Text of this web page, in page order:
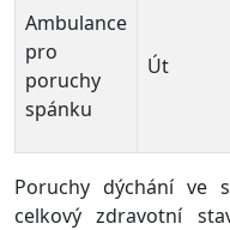
Ambulance
pro
poruchy
spánku
Út
Poruchy dýchání ve
celkový zdravotní